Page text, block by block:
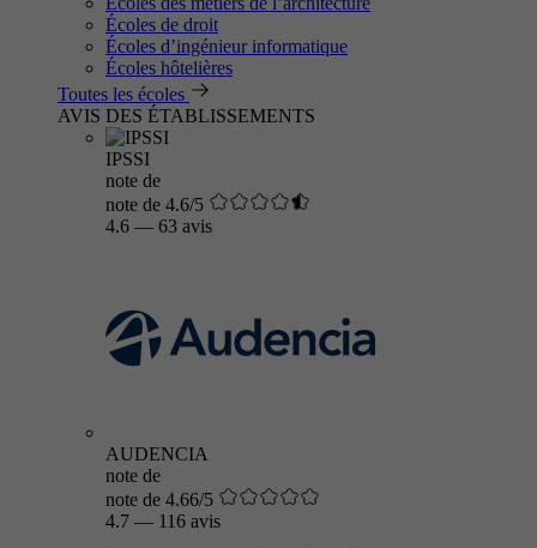
Écoles de droit
Écoles d’ingénieur informatique
Écoles hôtelières
Toutes les écoles
AVIS DES ÉTABLISSEMENTS
IPSSI
note de
note de 4.6/5
4.6 — 63 avis
AUDENCIA
note de
note de 4.66/5
4.7 — 116 avis